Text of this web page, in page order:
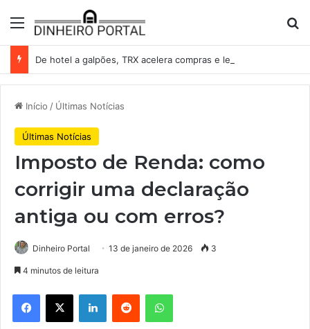
Menu
Início / Últimas Notícias
Últimas Notícias
Imposto de Renda: como
corrigir uma declaração
antiga ou com erros?
Dinheiro Portal 13 de janeiro de 2026 3
4 minutos de leitura
Facebook
X LinkedinReddit WhatsApp